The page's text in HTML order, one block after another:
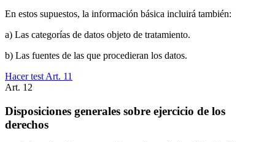
En estos supuestos, la información básica incluirá también:
a) Las categorías de datos objeto de tratamiento.
b) Las fuentes de las que procedieran los datos.
Hacer test Art. 11
Art. 12
Disposiciones generales sobre ejercicio de los
derechos